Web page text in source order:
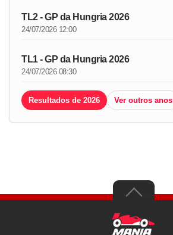
TL2 - GP da Hungria 2026
24/07/2026 12:00
TL1 - GP da Hungria 2026
24/07/2026 08:30
Resultados de 2026 Ver outros anos